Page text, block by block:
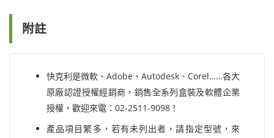
附註
快克利是微軟、Adobe、Autodesk、Corel……各大
原廠認證授權經銷商，銷售全系列盒裝及軟體企業
授權，歡迎來電：02-2511-9098！
產品項目繁多，若有未列出者，請指定型號，來